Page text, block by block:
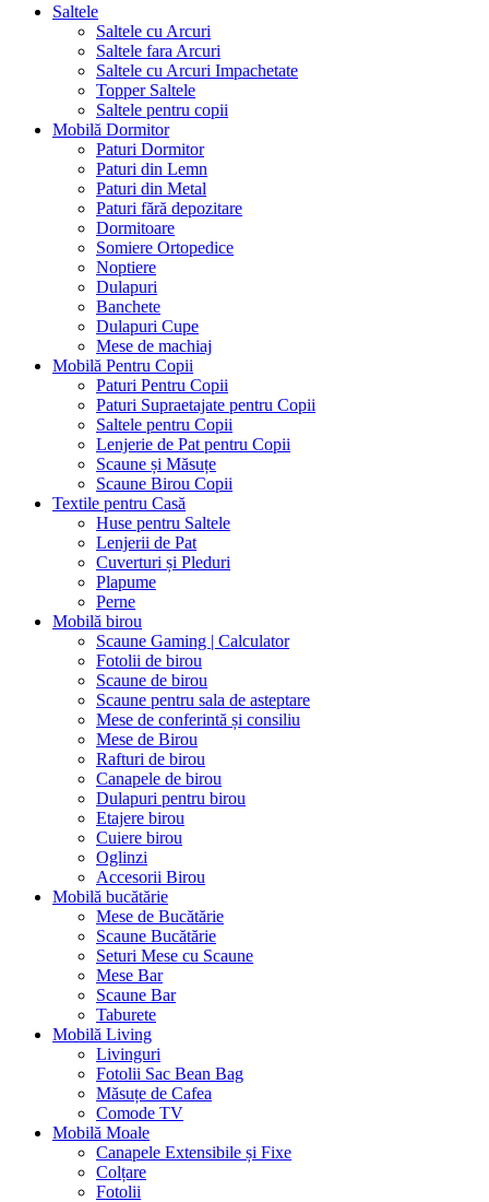
Saltele
Saltele cu Arcuri
Saltele fara Arcuri
Saltele cu Arcuri Impachetate
Topper Saltele
Saltele pentru copii
Mobilă Dormitor
Paturi Dormitor
Paturi din Lemn
Paturi din Metal
Paturi fără depozitare
Dormitoare
Somiere Ortopedice
Noptiere
Dulapuri
Banchete
Dulapuri Cupe
Mese de machiaj
Mobilă Pentru Copii
Paturi Pentru Copii
Paturi Supraetajate pentru Copii
Saltele pentru Copii
Lenjerie de Pat pentru Copii
Scaune și Măsuțe
Scaune Birou Copii
Textile pentru Casă
Huse pentru Saltele
Lenjerii de Pat
Cuverturi și Pleduri
Plapume
Perne
Mobilă birou
Scaune Gaming | Calculator
Fotolii de birou
Scaune de birou
Scaune pentru sala de asteptare
Mese de conferintă și consiliu
Mese de Birou
Rafturi de birou
Canapele de birou
Dulapuri pentru birou
Etajere birou
Cuiere birou
Oglinzi
Accesorii Birou
Mobilă bucătărie
Mese de Bucătărie
Scaune Bucătărie
Seturi Mese cu Scaune
Mese Bar
Scaune Bar
Taburete
Mobilă Living
Livinguri
Fotolii Sac Bean Bag
Măsuțe de Cafea
Comode TV
Mobilă Moale
Canapele Extensibile și Fixe
Colțare
Fotolii